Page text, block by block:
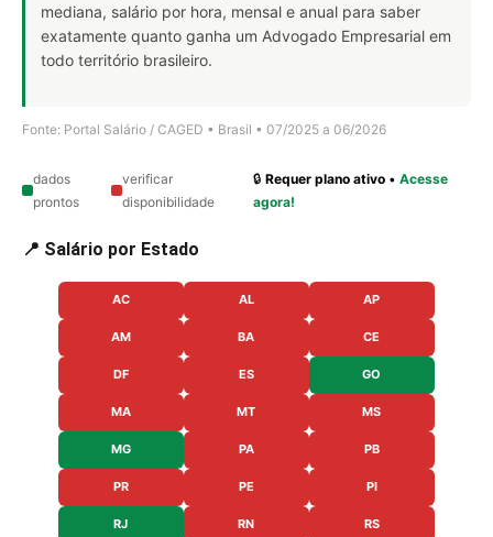
mediana, salário por hora, mensal e anual para saber
exatamente quanto ganha um Advogado Empresarial em
todo território brasileiro.
Fonte: Portal Salário / CAGED • Brasil • 07/2025 a 06/2026
dados
prontos
verificar
disponibilidade
🔒Requer plano ativo •Acesse
agora!
📍 Salário por Estado
AC AL AP
AM BA CE
DF ES GO
MA MT MS
MG PA PB
PR PE PI
RJ RN RS